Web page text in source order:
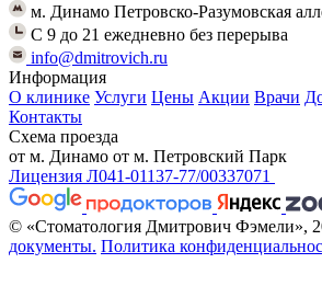
м. Динамо Петровско-Разумовская
C 9 до 21 ежедневно без перерыва
info@dmitrovich.ru
Информация
О клинике Услуги Цены Акции Врачи
Контакты
Схема проезда
от м. Динамо от м. Петровский Парк
Лицензия Л041-01137-77/00337071
© «Стоматология Дмитрович Фэмели»,
документы. Политика